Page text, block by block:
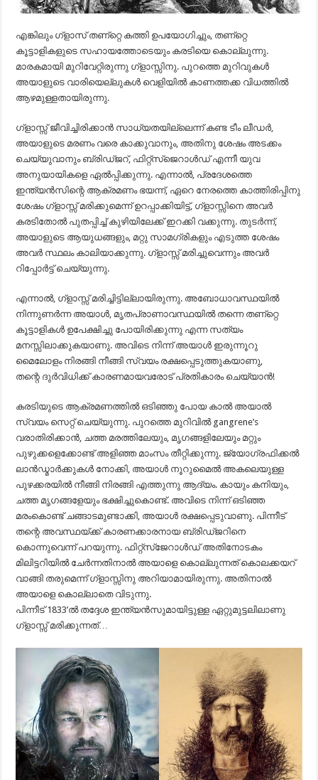
എങ്കിലും ഗ്ളാസ്‌ തണ്റ്റെ കത്തി ഉപയോഗിച്ചും, തണ്റ്റെ
കൂട്ടാളികളുടെ സഹായത്തോടെയും കരടിയെ കൊല്ലുന്നു.
മാരകമായി മുറിവേറ്റിരുന്നു ഗ്ളാസ്സിനു. പുറത്തെ മുറിവുകള്‍
അയാളുടെ വാരിയെല്ലുകള്‍ വെളിയില്‍ കാണത്തക്ക വിധത്തില്‍
ആഴമുള്ളതായിരുന്നു.
ഗ്ളാസ്സ്‌ ജീവിച്ചിരിക്കാന്‍ സാധ്യതയില്ലെന്ന് കണ്ട ടീം ലീഡര്‍,
അയാളുടെ മരണം വരെ കാക്കുവാനും, അതിനു ശേഷം അടക്കം
ചെയ്യുവാനും ബ്രിഡ്ജറ്‍, ഫിറ്റ്സ്ജെറാള്‍ഡ്‌ എന്നീ യുവ
അനുയായികളെ ഏല്‍പ്പിക്കുന്നു. എന്നാല്‍, പ്രദേശത്തെ
ഇന്ത്യന്‍സിന്റെ ആക്രമണം ഭയന്ന്, ഏറെ നേരത്തെ കാത്തിരിപ്പിനു
ശേഷം ഗ്ളാസ്സ്‌ മരിക്കുമെന്ന് ഉറപ്പാക്കിയിട്ട്‌, ഗ്ളാസ്സിനെ അവര്‍
കരടിതോല്‍ പുതപ്പിച്ച്‌ കുഴിയിലേക്ക്‌ ഇറക്കി വക്കുന്നു. തുടര്‍ന്ന്,
അയാളുടെ ആയുധങ്ങളും, മറ്റു സാമഗ്രികളും എടുത്ത ശേഷം
അവര്‍ സ്ഥലം കാലിയാക്കുന്നു. ഗ്ളാസ്സ്‌ മരിച്ചുവെന്നും അവര്‍
റിപ്പോര്‍ട്ട്‌ ചെയ്യുന്നു.
എന്നാല്‍, ഗ്ളാസ്സ്‌ മരിച്ചിട്ടില്ലായിരുന്നു. അബോധാവസ്ഥയില്‍
നിന്നുണര്‍ന്ന അയാള്‍, മൃതപ്രാണാവസ്ഥയില്‍ തന്നെ തണ്റ്റെ
കൂട്ടാളികള്‍ ഉപേക്ഷിച്ചു പോയിരിക്കുന്നു എന്ന സത്യം
മനസ്സിലാക്കുകയാണു. അവിടെ നിന്ന് അയാള്‍ ഇരുന്നൂറു
മൈലോളം നിരങ്ങി നീങ്ങി സ്വയം രക്ഷപ്പെടുത്തുകയാണു,
തന്റെ ദുര്‍വിധിക്ക്‌ കാരണമായവരോട്‌ പ്രതികാരം ചെയ്യാന്‍!
കരടിയുടെ ആക്രമണത്തില്‍ ഒടിഞ്ഞു പോയ കാല്‍ അയാല്‍
സ്വയം സെറ്റ്‌ ചെയ്യുന്നു. പുറത്തെ മുറിവില്‍ gangrene’s
വരാതിരിക്കാന്‍, ചത്ത മരത്തിലേയും, മൃഗങ്ങളിലേയും മറ്റും
പുഴുക്കളെക്കോണ്ട്‌ അളിഞ്ഞ മാംസം തീറ്റിക്കുന്നു. ജ്യോഗ്രഫിക്കല്‍
ലാന്‍ഡ്മാര്‍ക്കുകള്‍ നോക്കി, അയാള്‍ നൂറുമൈല്‍ അകലെയുള്ള
പുഴക്കരയില്‍ നീങ്ങി നിരങ്ങി എത്തുന്നു ആദ്യം. കായും കനിയും,
ചത്ത മൃഗങ്ങളേയും ഭക്ഷിച്ചുകൊണ്ട്‌. അവിടെ നിന്ന് ഒടിഞ്ഞ
മരംകൊണ്ട്‌ ചങ്ങാടമുണ്ടാക്കി, അയാള്‍ രക്ഷപ്പെടുവാണു. പിന്നീട്‌
തന്റെ അവസ്ഥയ്ക്ക്‌ കാരണക്കാരനായ ബ്രിഡ്ജറിനെ
കൊന്നുവെന്ന് പറയുന്നു. ഫിറ്റ്സ്ജേറാള്‍ഡ്‌ അതിനോടകം
മിലിട്ടറിയില്‍ ചേര്‍ന്നതിനാല്‍ അയാളെ കൊല്ലുന്നത്‌ കൊലക്കയറ്‍
വാങ്ങി തരുമെന്ന് ഗ്ളാസ്സിനു അറിയാമായിരുന്നു. അതിനാല്‍
അയാളെ കൊല്ലാതെ വിടുന്നു.
പിന്നീട്‌ 1833’ല്‍ തദ്ദേശ ഇന്ത്യന്‍സുമായിട്ടുള്ള ഏറ്റുമുട്ടലിലാണു
ഗ്ളാസ്സ്‌ മരിക്കുന്നത്‌…